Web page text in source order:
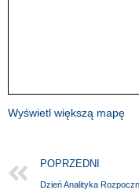
Wyświetl większą mapę
POPRZEDNI